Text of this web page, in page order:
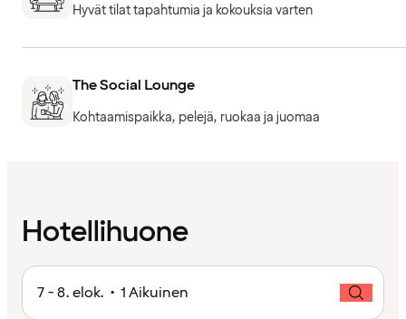
Hyvät tilat tapahtumia ja kokouksia varten
The Social Lounge
Kohtaamispaikka, pelejä, ruokaa ja juomaa
Hotellihuone
7 - 8. elok. • 1 Aikuinen